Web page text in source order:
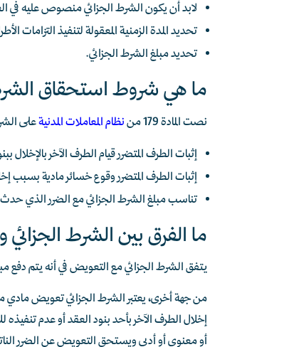
لابد أن يكون الشرط الجزائي منصوص عليه
تحديد المدة الزمنية المعقولة لتنفيذ التزامات
تحديد مبلغ الشرط الجزائي.
ما هي شروط استحقاق
نصت المادة 179 من نظام المعاملات المدنيةعلى
إثبات الطرف المتضرر قيام الطرف الآخر بالإخلال
إثبات الطرف المتضرر وقوع خسائر مادية بسبب
تناسب مبلغ الشرط الجزائي مع الضرر الذي
ما الفرق بين الشرط
يتفق الشرط الجزائي مع التعويض في أنه يتم دفع
من جهة أخرى، يعتبر الشرط الجزائي تعويض مادي
إخلال الطرف الآخر بأحد بنود العقد أو عدم
أو معنوي أو أدبي ويستحق التعويض عن الضرر